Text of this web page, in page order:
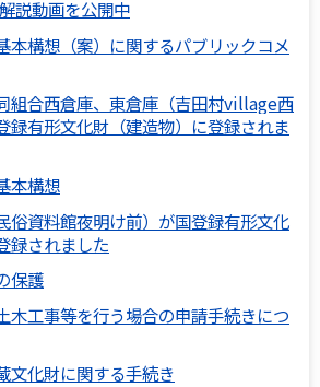
説動画を公開中
本構想（案）に関するパブリックコメ
組合西倉庫、東倉庫（吉田村village西
録有形文化財（建造物）に登録されま
本構想
俗資料館夜明け前）が国登録有形文化
録されました
保護
木工事等を行う場合の申請手続きにつ
文化財に関する手続き